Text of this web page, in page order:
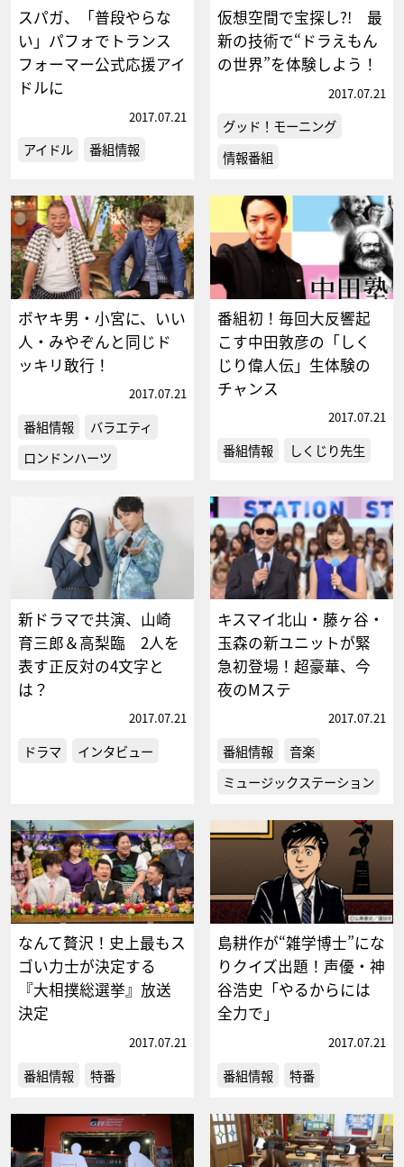
スパガ、「普段やらな
い」パフォでトランス
フォーマー公式応援アイ
ドルに
2017.07.21
アイドル 番組情報
仮想空間で宝探し?! 最
新の技術で“ドラえもん
の世界”を体験しよう！
2017.07.21
グッド！モーニング
情報番組
ボヤキ男・小宮に、いい
人・みやぞんと同じド
ッキリ敢行！
2017.07.21
番組情報
バラエティ
ロンドンハーツ
番組初！毎回大反響起
こす中田敦彦の「しく
じり偉人伝」生体験の
チャンス
2017.07.21
番組情報 しくじり先生
新ドラマで共演、山崎
育三郎＆高梨臨 2人を
表す正反対の4文字と
は？
2017.07.21
ドラマ インタビュー
キスマイ北山・藤ヶ谷・
玉森の新ユニットが緊
急初登場！超豪華、今
夜のMステ
2017.07.21
番組情報
音楽
ミュージックステーション
なんて贅沢！史上最もス
ゴい力士が決定する
『大相撲総選挙』放送
決定
2017.07.21
番組情報 特番
島耕作が“雑学博士”にな
りクイズ出題！声優・神
谷浩史「やるからには
全力で」
2017.07.21
番組情報 特番